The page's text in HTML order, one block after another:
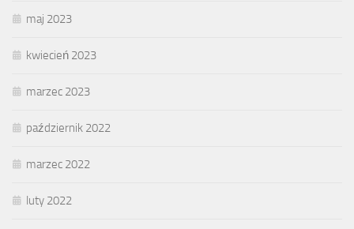
maj 2023
kwiecień 2023
marzec 2023
październik 2022
marzec 2022
luty 2022